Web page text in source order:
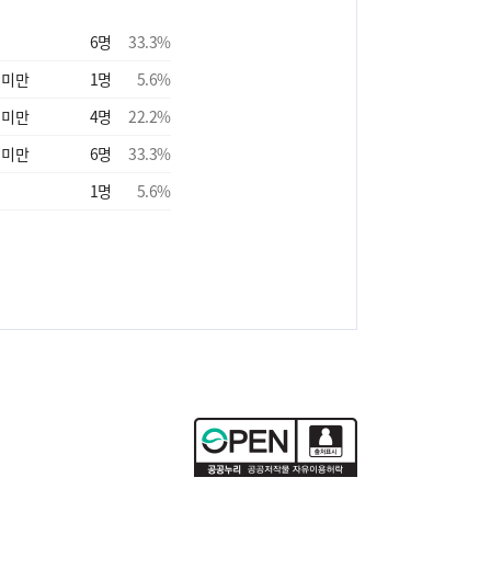
6명 33.3%
만
1명 5.6%
만
4명 22.2%
만
6명 33.3%
1명 5.6%